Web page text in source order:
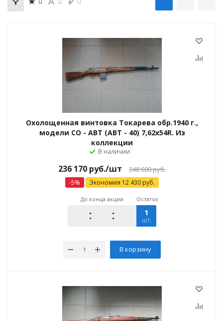
Охолощенная винтовка Токарева обр.1940 г.,
модели СО - АВТ (АВТ - 40) 7,62x54R. Из
коллекции
В наличии
236 170 руб./шт 248 600руб.
-5% Экономия 12 430 руб.
До конца акции Остаток
1
шт.
В корзину